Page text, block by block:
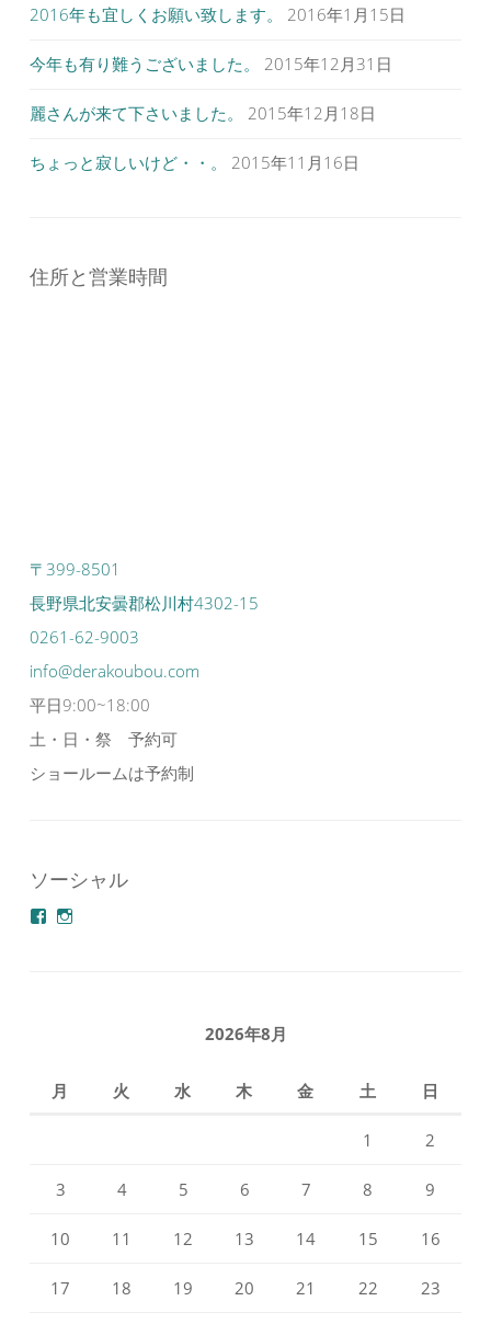
2016年も宜しくお願い致します。 2016年1月15日
今年も有り難うございました。 2015年12月31日
麗さんが来て下さいました。 2015年12月18日
ちょっと寂しいけど・・。 2015年11月16日
住所と営業時間
〒399-8501
長野県北安曇郡松川村4302-15
0261-62-9003
info@derakoubou.com
平日9:00~18:00
土・日・祭 予約可
ショールームは予約制
ソーシャル
azuminonoie
を
derakoubou
2026年8月
月 火 水 木 金 土 日
1 2
3 4 5 6 7 8 9
10 11 12 13 14 15 16
17 18 19 20 21 22 23